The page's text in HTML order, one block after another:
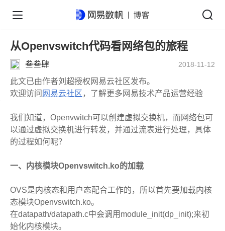
从Openvswitch代码看网络包的旅程
叁叁肆 2018-11-12
此文已由作者刘超授权网易云社区发布。
欢迎访问 网易云社区 ，了解更多网易技术产品运营经验
我们知道，Openvwitch可以创建虚拟交换机，而网络包可
以通过虚拟交换机进行转发，并通过流表进行处理，具体
的过程如何呢？
一、内核模块Openvswitch.ko的加载
OVS是内核态和用户态配合工作的，所以首先要加载内核
态模块Openvswitch.ko。
在datapath/datapath.c中会调用module_init(dp_init);来初
始化内核模块。